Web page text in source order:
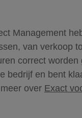
Management
van verkoop
correct worden
bedrijf en bent
over Exact